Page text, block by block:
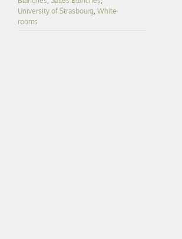
University of Strasbourg, White
rooms